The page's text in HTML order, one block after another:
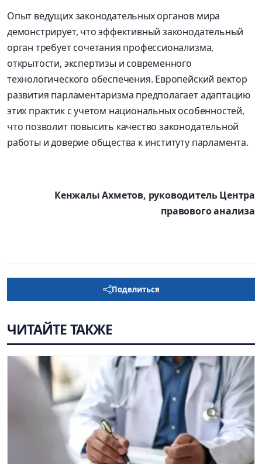
Опыт ведущих законодательных органов мира
демонстрирует, что эффективный законодательный
орган требует сочетания профессионализма,
открытости, экспертизы и современного
технологического обеспечения. Европейский вектор
развития парламентаризма предполагает адаптацию
этих практик с учетом национальных особенностей,
что позволит повысить качество законодательной
работы и доверие общества к институту парламента.
Кенжалы Ахметов, руководитель Центра
правового анализа
Поделиться
ЧИТАЙТЕ ТАКЖЕ